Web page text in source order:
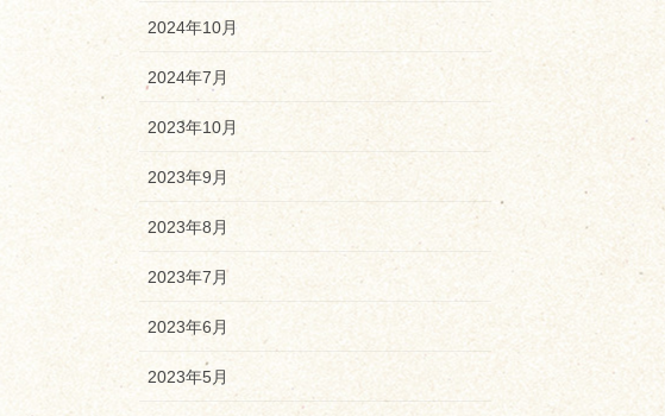
2024年10月
2024年7月
2023年10月
2023年9月
2023年8月
2023年7月
2023年6月
2023年5月